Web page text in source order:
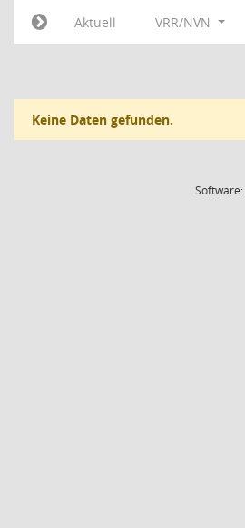
Aktuell
VRR/NVN
Keine Daten gefunden.
Software: